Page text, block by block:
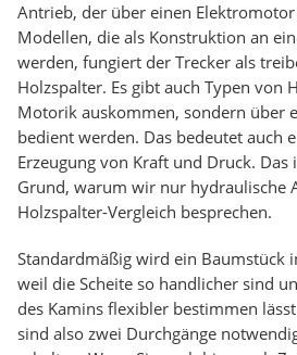
Antrieb, der über einen
Modellen, die als Konstruktion an
werden, fungiert der Trecker als
Holzspalter. Es gibt auch Typen von
Motorik auskommen, sondern über
bedient werden. Das bedeutet auch
Erzeugung von Kraft und Druck.
Grund, warum wir nur hydraulische
Holzspalter-Vergleich besprechen.
Standardmäßig wird ein Baumstück
weil die Scheite so handlicher sind
des Kamins flexibler bestimmen
sind also zwei Durchgänge